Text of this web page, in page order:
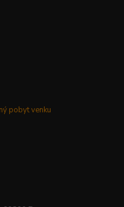
pobyt venku